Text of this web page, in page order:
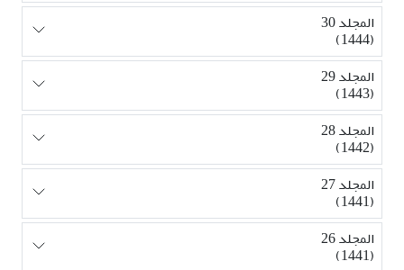
المجلد 30
(1444)
المجلد 29
(1443)
المجلد 28
(1442)
المجلد 27
(1441)
المجلد 26
(1441)